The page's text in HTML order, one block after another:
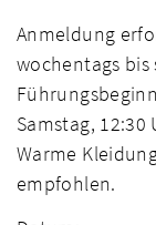
Anmeldung
wochentags
Samstag,
Warme
empfohlen.